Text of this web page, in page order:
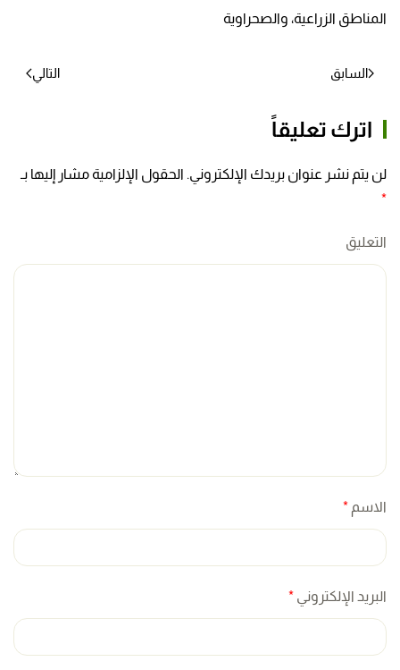
المناطق الزراعية، والصحراوية
السابق التالي
اترك تعليقاً
لن يتم نشر عنوان بريدك الإلكتروني. الحقول الإلزامية مشار إليها بـ
*
التعليق
الاسم *
البريد الإلكتروني *